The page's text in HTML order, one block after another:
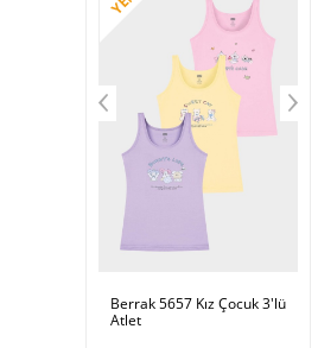
Berrak 5657 Kız Çocuk 3'lü
Atlet